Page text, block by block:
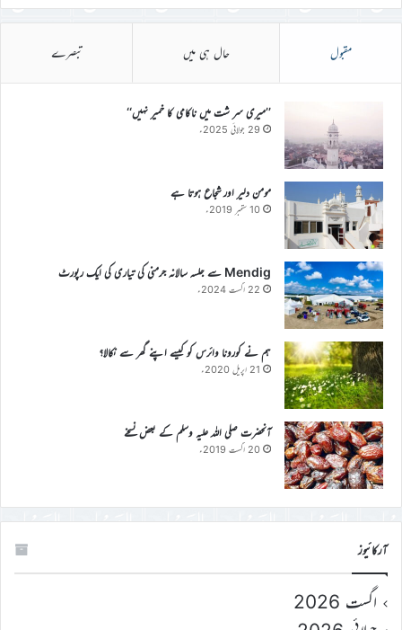
مقبول حال ہی میں تبصرے
’’میری سر شت میں ناکامی کا خمیر نہیں‘‘
29 جولائی 2025ء
مومن دلیر اور شجاع ہوتا ہے
10 ستمبر 2019ء
Mendig سے جلسہ سالانہ جرمنی کی تیاری کی ایک رپورٹ
22 اگست 2024ء
ہم نے کورونا وائرس کو کیسے اپنے گھر سے نکالا؟
21 اپریل 2020ء
آنحضرت صلی اللہ علیہ وسلم کے بعض نسخے
20 اگست 2019ء
آرکائیوز
اگست 2026